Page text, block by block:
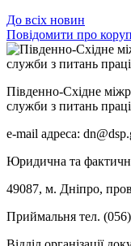
До всіх новин
Повідомити про
Південно-Східне
служби з питань праці
e-mail адреса:
Юридична та
49087, м. Дніпро,
Приймальня тел.